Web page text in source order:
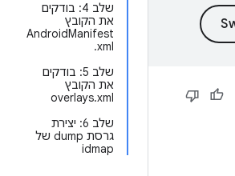
שלב 4: בודקים
את הקובץ
AndroidManifest
.xml
שלב 5: בודקים
את הקובץ
overlays.xml
שלב 6: יצירת
גרסת dump של
idmap